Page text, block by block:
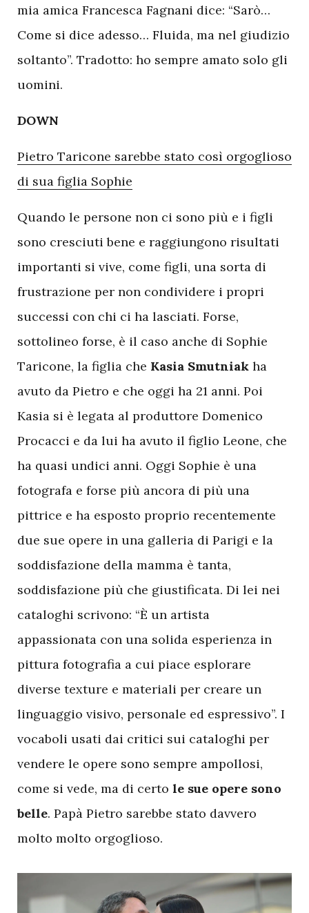
mia amica Francesca Fagnani dice: “Sarò…
Come si dice adesso… Fluida, ma nel giudizio
soltanto”. Tradotto: ho sempre amato solo gli
uomini.
DOWN
Pietro Taricone sarebbe stato così orgoglioso
di sua figlia Sophie
Quando le persone non ci sono più e i figli
sono cresciuti bene e raggiungono risultati
importanti si vive, come figli, una sorta di
frustrazione per non condividere i propri
successi con chi ci ha lasciati. Forse,
sottolineo forse, è il caso anche di Sophie
Taricone, la figlia che Kasia Smutniak ha
avuto da Pietro e che oggi ha 21 anni. Poi
Kasia si è legata al produttore Domenico
Procacci e da lui ha avuto il figlio Leone, che
ha quasi undici anni. Oggi Sophie è una
fotografa e forse più ancora di più una
pittrice e ha esposto proprio recentemente
due sue opere in una galleria di Parigi e la
soddisfazione della mamma è tanta,
soddisfazione più che giustificata. Di lei nei
cataloghi scrivono: “È un artista
appassionata con una solida esperienza in
pittura fotografia a cui piace esplorare
diverse texture e materiali per creare un
linguaggio visivo, personale ed espressivo”. I
vocaboli usati dai critici sui cataloghi per
vendere le opere sono sempre ampollosi,
come si vede, ma di certo le sue opere sono
belle. Papà Pietro sarebbe stato davvero
molto molto orgoglioso.